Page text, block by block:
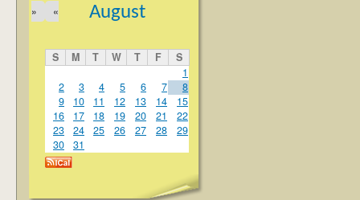
August
«
»
S M T W T F
S
1
2
3 4 5 6 7
8
9
10 11 12 13 14
15
16
17 18 19 20 21
22
23
24 25 26 27 28
29
30
31